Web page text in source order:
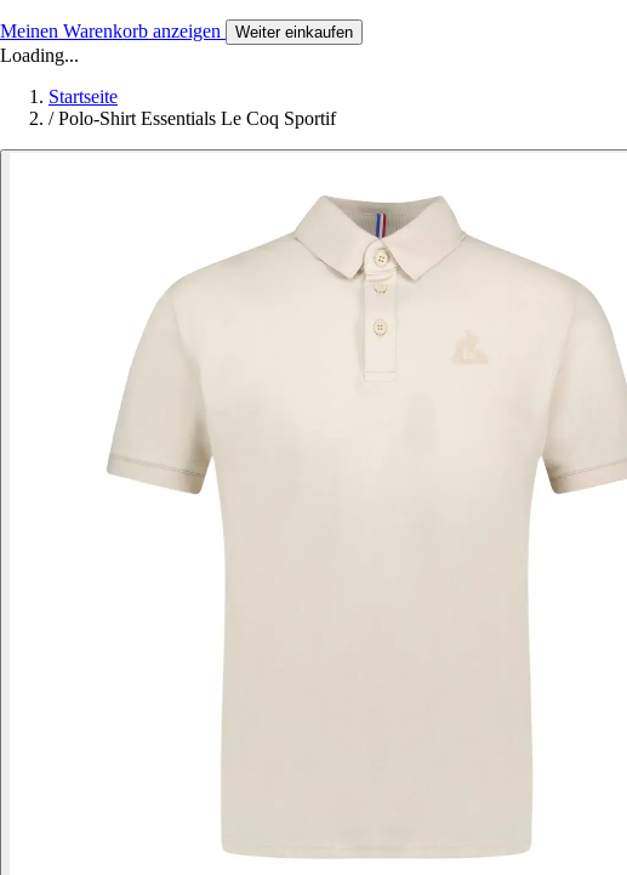
Meinen Warenkorb anzeigen Weiter einkaufen
Loading...
Startseite
/ Polo-Shirt Essentials Le Coq Sportif